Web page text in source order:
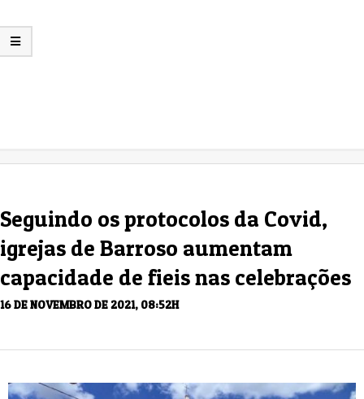
Seguindo os protocolos da Covid,
igrejas de Barroso aumentam
capacidade de fieis nas celebrações
16 DE NOVEMBRO DE 2021, 08:52H